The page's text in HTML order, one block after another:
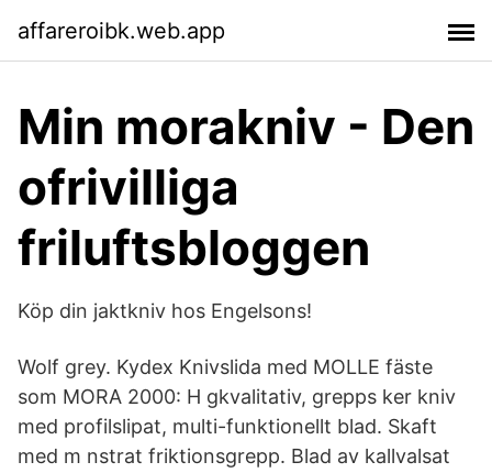
affareroibk.web.app
Min morakniv - Den
ofrivilliga
friluftsbloggen
Köp din jaktkniv hos Engelsons!
Wolf grey. Kydex Knivslida med MOLLE fäste
som MORA 2000: H gkvalitativ, grepps ker kniv
med profilslipat, multi-funktionellt blad. Skaft
med m nstrat friktionsgrepp. Blad av kallvalsat